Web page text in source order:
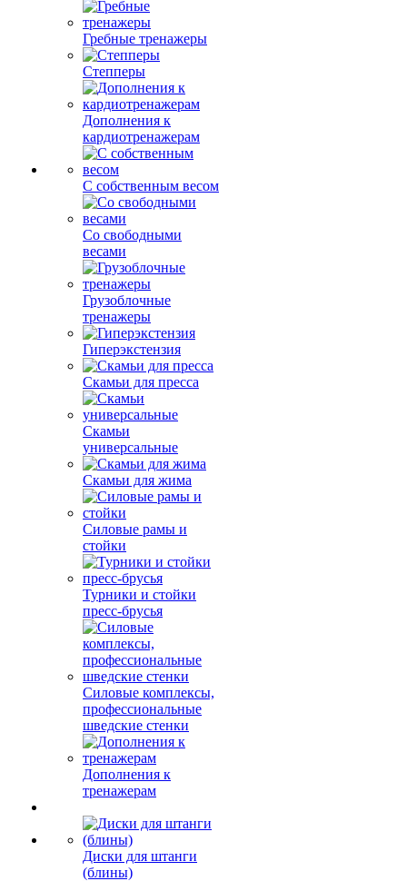
Гребные тренажеры
Степперы
Дополнения к
кардиотренажерам
С собственным весом
Со свободными
весами
Грузоблочные
тренажеры
Гиперэкстензия
Скамьи для пресса
Скамьи
универсальные
Скамьи для жима
Силовые рамы и
стойки
Турники и стойки
пресс-брусья
Силовые комплексы,
профессиональные
шведские стенки
Дополнения к
тренажерам
Диски для штанги
(блины)